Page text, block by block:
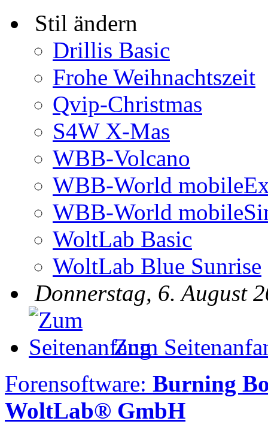
Stil ändern
Drillis Basic
Frohe Weihnachtszeit
Qvip-Christmas
S4W X-Mas
WBB-Volcano
WBB-World
WBB-World
WoltLab Basic
WoltLab Blue Sunrise
Donnerstag, 6. August
Zum
Forensoftware: Burning
WoltLab® GmbH